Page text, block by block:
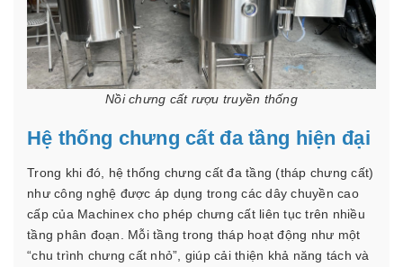
Nồi chưng cất rượu truyền thống
Hệ thống chưng cất đa tầng hiện đại
Trong khi đó, hệ thống chưng cất đa tầng (tháp chưng cất)
như công nghệ được áp dụng trong các dây chuyền cao
cấp của Machinex cho phép chưng cất liên tục trên nhiều
tầng phân đoạn. Mỗi tầng trong tháp hoạt động như một
“chu trình chưng cất nhỏ”, giúp cải thiện khả năng tách và